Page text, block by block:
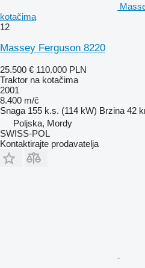
kotačima
12
Massey Ferguson 8220
25.500 € 110.000 PLN
Traktor na kotačima
2001
8.400 m/č
Snaga 155 k.s. (114 kW) Brzina 42
Poljska, Mordy
SWISS-POL
Kontaktirajte prodavatelja